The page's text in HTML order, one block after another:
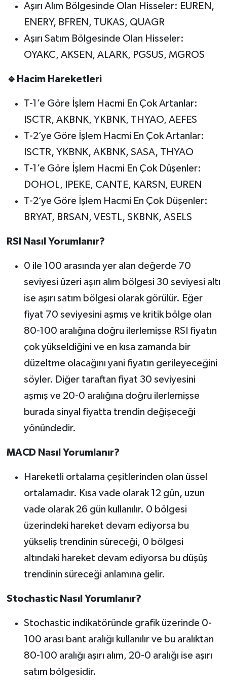
Aşırı Alım Bölgesinde Olan Hisseler: EUREN,
ENERY, BFREN, TUKAS, QUAGR
Aşırı Satım Bölgesinde Olan Hisseler:
OYAKC, AKSEN, ALARK, PGSUS, MGROS
🔹Hacim Hareketleri
T-1’e Göre İşlem Hacmi En Çok Artanlar:
ISCTR, AKBNK, YKBNK, THYAO, AEFES
T-2’ye Göre İşlem Hacmi En Çok Artanlar:
ISCTR, YKBNK, AKBNK, SASA, THYAO
T-1’e Göre İşlem Hacmi En Çok Düşenler:
DOHOL, IPEKE, CANTE, KARSN, EUREN
T-2’ye Göre İşlem Hacmi En Çok Düşenler:
BRYAT, BRSAN, VESTL, SKBNK, ASELS
RSI Nasıl Yorumlanır?
0 ile 100 arasında yer alan değerde 70
seviyesi üzeri aşırı alım bölgesi 30 seviyesi altı
ise aşırı satım bölgesi olarak görülür. Eğer
fiyat 70 seviyesini aşmış ve kritik bölge olan
80-100 aralığına doğru ilerlemişse RSI fiyatın
çok yükseldiğini ve en kısa zamanda bir
düzeltme olacağını yani fiyatın gerileyeceğini
söyler. Diğer taraftan fiyat 30 seviyesini
aşmış ve 20-0 aralığına doğru ilerlemişse
burada sinyal fiyatta trendin değişeceği
yönündedir.
MACD Nasıl Yorumlanır?
Hareketli ortalama çeşitlerinden olan üssel
ortalamadır. Kısa vade olarak 12 gün, uzun
vade olarak 26 gün kullanılır. 0 bölgesi
üzerindeki hareket devam ediyorsa bu
yükseliş trendinin süreceği, 0 bölgesi
altındaki hareket devam ediyorsa bu düşüş
trendinin süreceği anlamına gelir.
Stochastic Nasıl Yorumlanır?
Stochastic indikatöründe grafik üzerinde 0-
100 arası bant aralığı kullanılır ve bu aralıktan
80-100 aralığı aşırı alım, 20-0 aralığı ise aşırı
satım bölgesidir.